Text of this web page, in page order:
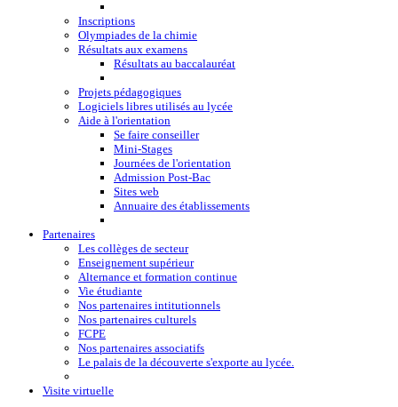
Inscriptions
Olympiades de la chimie
Résultats aux examens
Résultats au baccalauréat
Projets pédagogiques
Logiciels libres utilisés au lycée
Aide à l'orientation
Se faire conseiller
Mini-Stages
Journées de l'orientation
Admission Post-Bac
Sites web
Annuaire des établissements
Partenaires
Les collèges de secteur
Enseignement supérieur
Alternance et formation continue
Vie étudiante
Nos partenaires intitutionnels
Nos partenaires culturels
FCPE
Nos partenaires associatifs
Le palais de la découverte s'exporte au lycée.
Visite virtuelle